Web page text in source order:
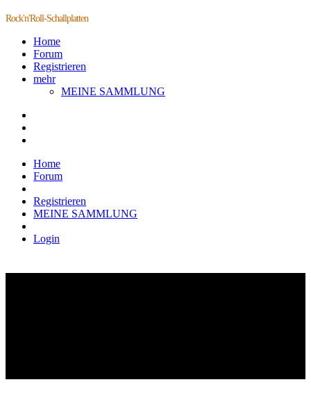
Rock'n'Roll-Schallplatten
Home
Forum
Registrieren
mehr
MEINE SAMMLUNG
Home
Forum
Registrieren
MEINE SAMMLUNG
Login